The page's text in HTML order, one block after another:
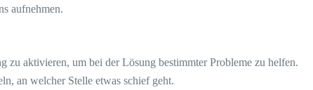
aufnehmen.
aktivieren, um bei der Lösung bestimmter Probleme zu helfen.
an welcher Stelle etwas schief geht.